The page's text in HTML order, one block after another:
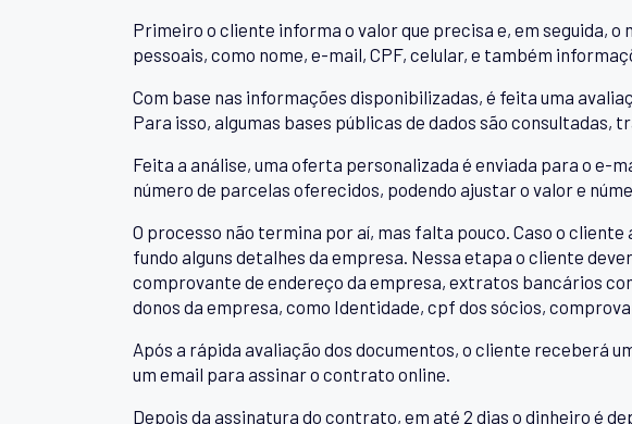
Primeiro o cliente informa o valor que precisa e, em seguida,
pessoais, como nome, e-mail, CPF, celular, e também
Com base nas informações disponibilizadas, é feita uma
Para isso, algumas bases públicas de dados são
Feita a análise, uma oferta personalizada é enviada para o e-
número de parcelas oferecidos, podendo ajustar o valor e
O processo não termina por aí, mas falta pouco. Caso o
fundo alguns detalhes da empresa. Nessa etapa o cliente
comprovante de endereço da empresa, extratos bancários
donos da empresa, como Identidade, cpf dos sócios,
Após a rápida avaliação dos documentos, o cliente receberá
um email para assinar o contrato online.
Depois da assinatura do contrato, em até 2 dias o dinheiro é